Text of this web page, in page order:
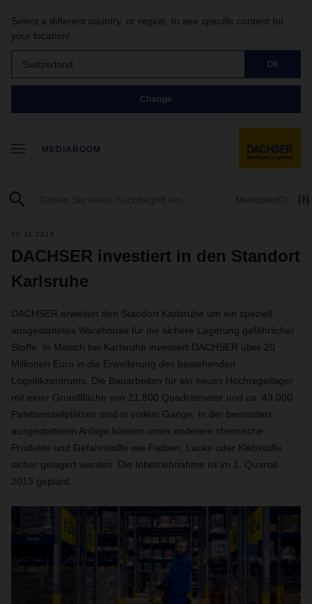
Select a different country, or region, to see specific content for
your location!
Switzerland OK
Change
MEDIAROOM
Merkliste(0)
09.11.2018
DACHSER investiert in den Standort
Karlsruhe
DACHSER erweitert den Standort Karlsruhe um ein speziell
ausgestattetes Warehouse für die sichere Lagerung gefährlicher
Stoffe. In Malsch bei Karlsruhe investiert DACHSER über 20
Millionen Euro in die Erweiterung des bestehenden
Logistikzentrums. Die Bauarbeiten für ein neues Hochregallager
mit einer Grundfläche von 21.800 Quadratmeter und ca. 43.000
Palettenstellplätzen sind in vollem Gange. In der besonders
ausgestatteten Anlage können unter anderem chemische
Produkte und Gefahrstoffe wie Farben, Lacke oder Klebstoffe
sicher gelagert werden. Die Inbetriebnahme ist im 1. Quartal
2019 geplant.